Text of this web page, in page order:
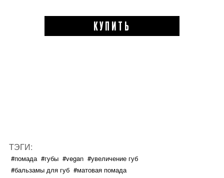
КУПИТЬ
ТЭГИ:
#помада #губы #vegan #увеличение губ
#бальзамы для губ #матовая помада